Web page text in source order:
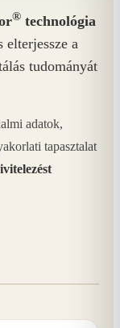
® technológia
a
tudományát
adatok,
tapasztalat